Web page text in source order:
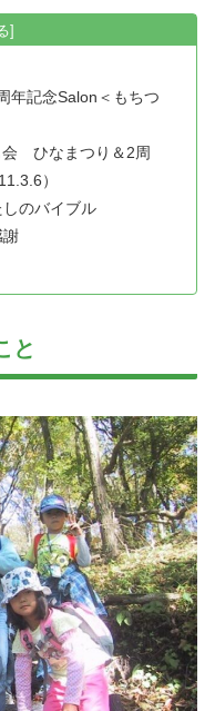
記念Salon＜もちつ
会 ひなまつり＆2周
）
のバイブル
謝
と